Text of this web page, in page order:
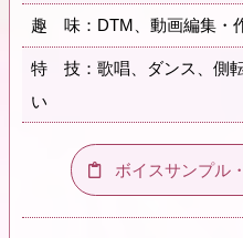
趣 味：DTM、動画編集・
特 技：歌唱、ダンス、側
い
ボイスサンプル